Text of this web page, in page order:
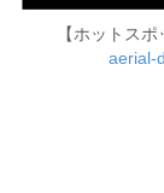
【ホットス
aerial-